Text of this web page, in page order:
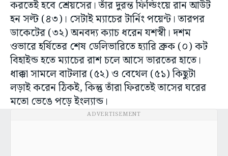
করতেই হবে শ্রেয়সের। তাঁর দুরন্ত ফিল্ডিংয়ে রান আউট
হন সল্ট (৪৩)। সেটাই ম্যাচের টার্নিং পয়েন্ট। তারপর
ডাকেটের (৩২) অনবদ্য ক্যাচ ধরেন যশস্বী। দশম
ওভারে হর্ষিতের শেষ ডেলিভারিতে হ্যারি ব্রুক (০) কট
বিহাইন্ড হতে ম্যাচের রাশ চলে আসে ভারতের হাতে।
ধাক্কা সামলে বাটলার (৫২) ও বেথেল (৫১) কিছুটা
লড়াই করেন ঠিকই, কিন্তু তাঁরা ফিরতেই তাসের ঘরের
মতো ভেঙে পড়ে ইংল্যান্ড।
ADVERTISEMENT